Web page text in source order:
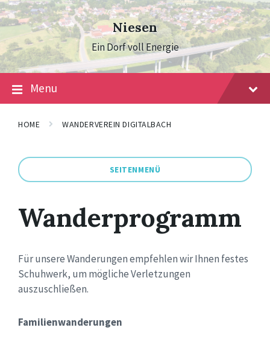
Skip
to
content
Skip
to
main
navigation
Skip
to
footer
Niesen
Ein Dorf voll Energie
Menu
HOME WANDERVEREIN DIGITALBACH
SEITENMENÜ
Wanderprogramm
Für unsere Wanderungen empfehlen wir Ihnen festes
Schuhwerk, um mögliche Verletzungen
auszuschließen.
Familienwanderungen